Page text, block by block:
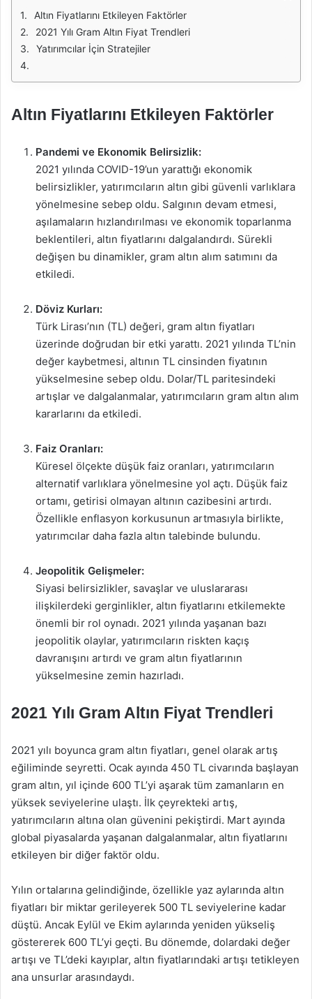
Altın Fiyatlarını Etkileyen Faktörler
2021 Yılı Gram Altın Fiyat Trendleri
Yatırımcılar İçin Stratejiler
Altın Fiyatlarını Etkileyen Faktörler
Pandemi ve Ekonomik Belirsizlik:
2021 yılında COVID-19’un yarattığı ekonomik
belirsizlikler, yatırımcıların altın gibi güvenli varlıklara
yönelmesine sebep oldu. Salgının devam etmesi,
aşılamaların hızlandırılması ve ekonomik toparlanma
beklentileri, altın fiyatlarını dalgalandırdı. Sürekli
değişen bu dinamikler, gram altın alım satımını da
etkiledi.
Döviz Kurları:
Türk Lirası’nın (TL) değeri, gram altın fiyatları
üzerinde doğrudan bir etki yarattı. 2021 yılında TL’nin
değer kaybetmesi, altının TL cinsinden fiyatının
yükselmesine sebep oldu. Dolar/TL paritesindeki
artışlar ve dalgalanmalar, yatırımcıların gram altın alım
kararlarını da etkiledi.
Faiz Oranları:
Küresel ölçekte düşük faiz oranları, yatırımcıların
alternatif varlıklara yönelmesine yol açtı. Düşük faiz
ortamı, getirisi olmayan altının cazibesini artırdı.
Özellikle enflasyon korkusunun artmasıyla birlikte,
yatırımcılar daha fazla altın talebinde bulundu.
Jeopolitik Gelişmeler:
Siyasi belirsizlikler, savaşlar ve uluslararası
ilişkilerdeki gerginlikler, altın fiyatlarını etkilemekte
önemli bir rol oynadı. 2021 yılında yaşanan bazı
jeopolitik olaylar, yatırımcıların riskten kaçış
davranışını artırdı ve gram altın fiyatlarının
yükselmesine zemin hazırladı.
2021 Yılı Gram Altın Fiyat Trendleri
2021 yılı boyunca gram altın fiyatları, genel olarak artış
eğiliminde seyretti. Ocak ayında 450 TL civarında başlayan
gram altın, yıl içinde 600 TL’yi aşarak tüm zamanların en
yüksek seviyelerine ulaştı. İlk çeyrekteki artış,
yatırımcıların altına olan güvenini pekiştirdi. Mart ayında
global piyasalarda yaşanan dalgalanmalar, altın fiyatlarını
etkileyen bir diğer faktör oldu.
Yılın ortalarına gelindiğinde, özellikle yaz aylarında altın
fiyatları bir miktar gerileyerek 500 TL seviyelerine kadar
düştü. Ancak Eylül ve Ekim aylarında yeniden yükseliş
göstererek 600 TL’yi geçti. Bu dönemde, dolardaki değer
artışı ve TL’deki kayıplar, altın fiyatlarındaki artışı tetikleyen
ana unsurlar arasındaydı.